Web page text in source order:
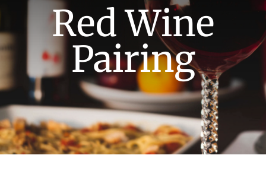
UNION LIDO PARK & RESORT
Red Wine
Pairing